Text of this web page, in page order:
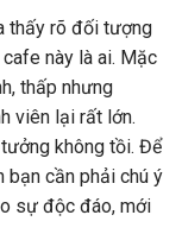
thấy rõ đối tượng
này là ai. Mặc
thấp nhưng
viên lại rất lớn.
không tồi. Để
bạn cần phải chú ý
sự độc đáo, mới